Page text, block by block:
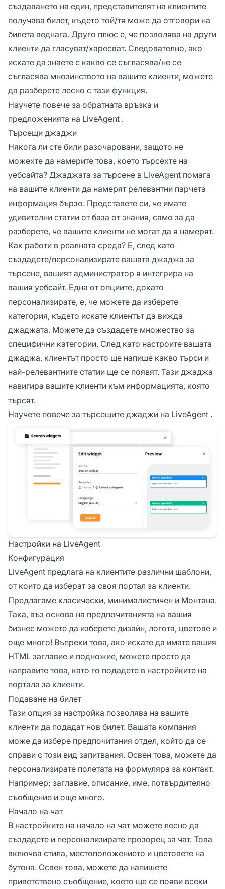
създаването на един, представителят на клиентите
получава билет, където той/тя може да отговори на
билета веднага. Друго плюс е, че позволява на други
клиенти да гласуват/харесват. Следователно, ако
искате да знаете с какво се съгласява/не се
съгласява мнозинството на вашите клиенти, можете
да разберете лесно с тази функция.
Научете повече за обратната връзка и
предложенията на LiveAgent .
Търсещи джаджи
Някога ли сте били разочаровани, защото не
можехте да намерите това, което търсехте на
уебсайта? Джаджата за търсене в LiveAgent помага
на вашите клиенти да намерят релевантни парчета
информация бързо. Представете си, че имате
удивителни статии от база от знания, само за да
разберете, че вашите клиенти не могат да я намерят.
Как работи в реалната среда? Е, след като
създадете/персонализирате вашата джаджа за
търсене, вашият администратор я интегрира на
вашия уебсайт. Една от опциите, докато
персонализирате, е, че можете да изберете
категория, където искате клиентът да вижда
джаджата. Можете да създадете множество за
специфични категории. След като настроите вашата
джаджа, клиентът просто ще напише какво търси и
най-релевантните статии ще се появят. Тази джаджа
навигира вашите клиенти към информацията, която
търсят.
Научете повече за търсещите джаджи на LiveAgent .
Настройки на LiveAgent
Конфигурация
LiveAgent предлага на клиентите различни шаблони,
от които да изберат за своя портал за клиенти.
Предлагаме класически, минималистичен и Монтана.
Така, въз основа на предпочитанията на вашия
бизнес можете да изберете дизайн, логота, цветове и
още много! Въпреки това, ако искате да имате вашия
HTML заглавие и подножие, можете просто да
направите това, като го подадете в настройките на
портала за клиенти.
Подаване на билет
Тази опция за настройка позволява на вашите
клиенти да подадат нов билет. Вашата компания
може да избере предпочитания отдел, който да се
справи с този вид запитвания. Освен това, можете да
персонализирате полетата на формуляра за контакт.
Например; заглавие, описание, име, потвърдително
съобщение и още много.
Начало на чат
В настройките на начало на чат можете лесно да
създадете и персонализирате прозорец за чат. Това
включва стила, местоположението и цветовете на
бутона. Освен това, можете да напишете
приветствено съобщение, което ще се появи всеки